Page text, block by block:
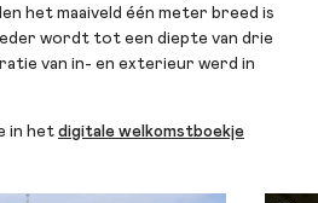
het maaiveld één meter breed is
wordt tot een diepte van drie
van in- en exterieur werd in
in het digitale welkomstboekje